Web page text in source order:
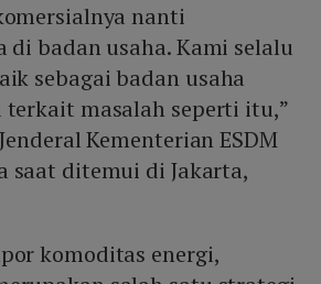
nanti
di badan usaha. Kami selalu
sebagai badan usaha
terkait masalah seperti itu,”
Kementerian ESDM
saat ditemui di Jakarta,
komoditas energi,